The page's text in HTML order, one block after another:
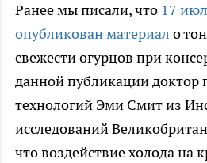
Ранее мы писали, что 17
опубликован материал о
свежести огурцов при
данной публикации
технологий Эми Смит из
исследований
что воздействие холода на